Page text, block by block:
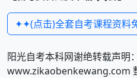
✦✦(点击)全套自考课程资料
阳光自考本科网谢绝转载声明
www.zikaobenkewang.com